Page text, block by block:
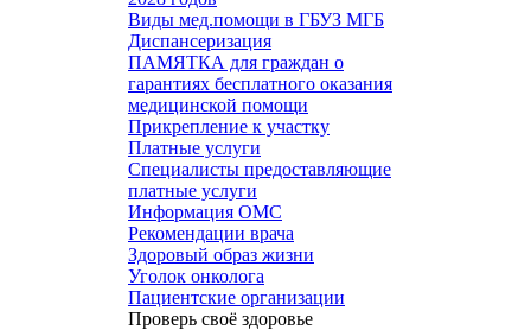
Виды мед.помощи в ГБУЗ МГБ
Диспансеризация
ПАМЯТКА для граждан о
гарантиях бесплатного оказания
медицинской помощи
Прикрепление к участку
Платные услуги
Специалисты предоставляющие
платные услуги
Информация ОМС
Рекомендации врача
Здоровый образ жизни
Уголок онколога
Пациентские организации
Проверь своё здоровье